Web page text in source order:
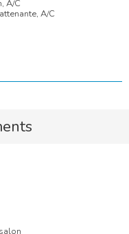
A/C
A/C